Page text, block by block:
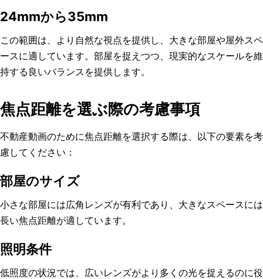
24mmから35mm
この範囲は、より自然な視点を提供し、大きな部屋や屋外スペ
ースに適しています。部屋を捉えつつ、現実的なスケールを維
持する良いバランスを提供します。
焦点距離を選ぶ際の考慮事項
不動産動画のために焦点距離を選択する際は、以下の要素を考
慮してください：
部屋のサイズ
小さな部屋には広角レンズが有利であり、大きなスペースには
長い焦点距離が適しています。
照明条件
低照度の状況では、広いレンズがより多くの光を捉えるのに役